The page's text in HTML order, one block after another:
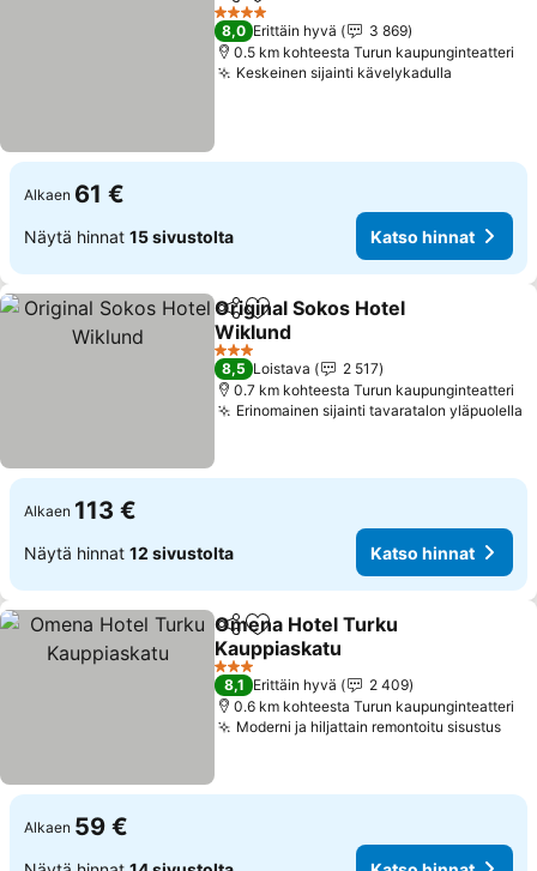
4 Tähtiluokitus
8,0 Erittäin hyvä
3 869
0.5 km kohteesta Turun kaupunginteatteri
Keskeinen sijainti kävelykadulla
Alkaen 61 €
Näytä hinnat 15 sivustolta Katso hinnat
Jaa Lisää suosikkeihin
Original Sokos Hotel
Wiklund
Katso hinnat
3 Tähtiluokitus
8,5 Loistava
2 517
0.7 km kohteesta Turun kaupunginteatteri
Erinomainen sijainti tavaratalon yläpuolella
Alkaen 113 €
Näytä hinnat 12 sivustolta Katso hinnat
Jaa Lisää suosikkeihin
Omena Hotel Turku
Kauppiaskatu
Katso hinnat
3 Tähtiluokitus
8,1 Erittäin hyvä
2 409
0.6 km kohteesta Turun kaupunginteatteri
Moderni ja hiljattain remontoitu sisustus
Alkaen 59 €